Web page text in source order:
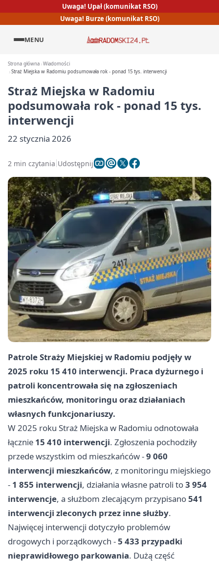
Uwaga! Upał (komunikat RSO)
Uwaga! Burze (komunikat RSO)
MENU
Strona główna Wiadomości
Straż Miejska w Radomiu podsumowała rok - ponad 15 tys. interwencji
Straż Miejska w Radomiu
podsumowała rok - ponad 15 tys.
interwencji
22 stycznia 2026
2 min czytania Udostępnij
Patrole Straży Miejskiej w Radomiu podjęły w
2025 roku 15 410 interwencji. Praca dyżurnego i
patroli koncentrowała się na zgłoszeniach
mieszkańców, monitoringu oraz działaniach
własnych funkcjonariuszy.
W 2025 roku Straż Miejska w Radomiu odnotowała
łącznie 15 410 interwencji. Zgłoszenia pochodziły
przede wszystkim od mieszkańców -9 060
interwencji mieszkańców, z monitoringu miejskiego
- 1 855 interwencji, działania własne patroli to3 954
interwencje, a służbom zlecającym przypisano541
interwencji zleconych przez inne służby.
Najwięcej interwencji dotyczyło problemów
drogowych i porządkowych -5 433 przypadki
nieprawidłowego parkowania. Dużą część